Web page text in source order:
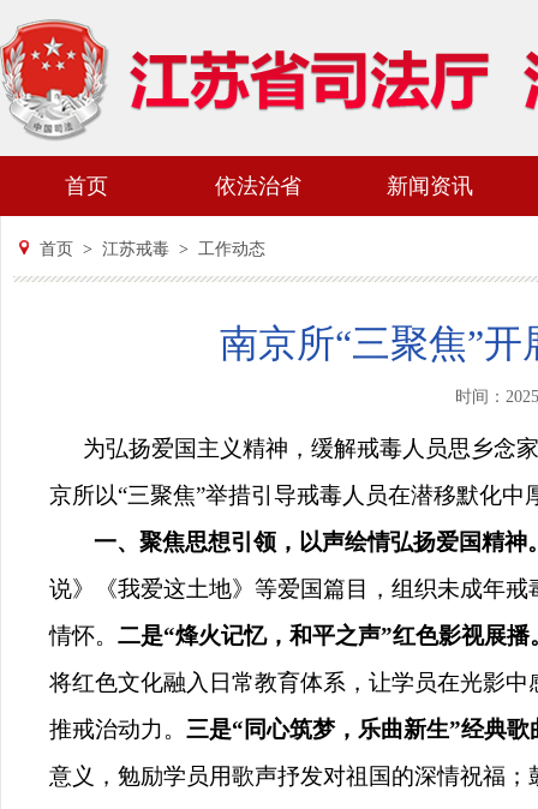
首页 依法治省 新闻资讯
首页 > 江苏戒毒 > 工作动态
南京所“三聚焦”
时间：
为弘扬爱国主义精神，缓解戒毒人员思乡念
京所以“三聚焦”举措引导戒毒人员在潜移默化
一、聚焦思想引领，以声绘情弘扬爱国精
说》《我爱这土地》等爱国篇目，组织未成年
情怀。 二是“烽火记忆，和平之声”红色影视展播
将红色文化融入日常教育体系，让学员在光影
推戒治动力。 三是“同心筑梦，乐曲新生”经典歌
意义，勉励学员用歌声抒发对祖国的深情祝福